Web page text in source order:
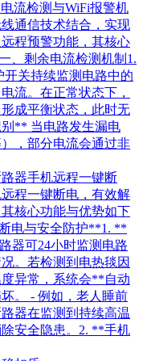
流检测与WiFi报警机
通信技术结合，实现
程预警功能，其核心
、剩余电流检测机制1.
关持续监测电路中的
流。在正常状态下，
成平衡状态，此时无
** 当电路发生漏电
，部分电流会通过非
器手机远程一键断
程一键断电，有效解
核心功能与优势如下
电与安全防护**1. **
器可24小时监测电路
。若检测到电热毯因
异常，系统会**自动
。 - 例如，老人睡前
器在监测到持续高温
安全隐患。2. **手机